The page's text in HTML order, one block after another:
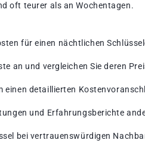
oft teurer als an Wochentagen.
für einen nächtlichen
an und vergleichen Sie deren
einen detaillierten
und Erfahrungsberichte
bei vertrauenswürdigen